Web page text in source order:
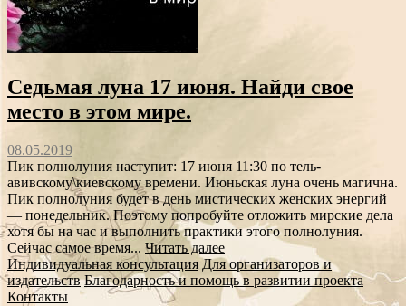
Седьмая луна 17 июня. Найди свое
место в этом мире.
08.05.2019
Пик полнолуния наступит: 17 июня 11:30 по тель-
авивскому\киевскому времени. Июньская луна очень магична.
Пик полнолуния будет в день мистических женских энергий
— понедельник. Поэтому попробуйте отложить мирские дела
хотя бы на час и выполнить практики этого полнолуния.
Сейчас самое время... Читать далее
Индивидуальная консультация Для организаторов и
издательств Благодарность и помощь в развитии проекта
Контакты